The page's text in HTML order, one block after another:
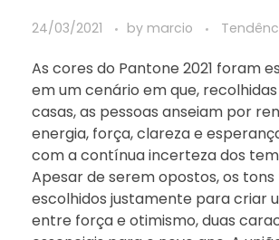
24/03/2021 by marcio
As cores do Pantone 2021 foram
em um cenário em que,
casas, as pessoas anseiam por
energia, força, clareza e
com a contínua incerteza dos
Apesar de serem opostos, os
escolhidos justamente para criar
entre força e otimismo, duas